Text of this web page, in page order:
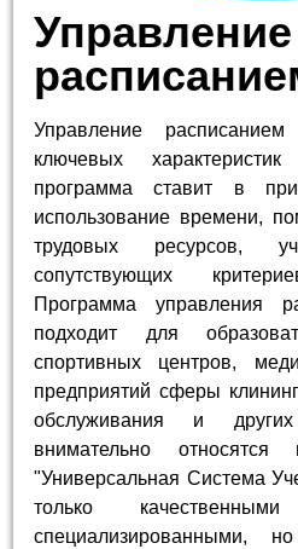
Управление
Управление
ключевых
программа ставит в
использование времени,
трудовых ресурсов,
сопутствующих
Программа управления
подходит для
спортивных центров,
предприятий сферы
обслуживания и
внимательно относятся
"Универсальная Система
только
специализированными,